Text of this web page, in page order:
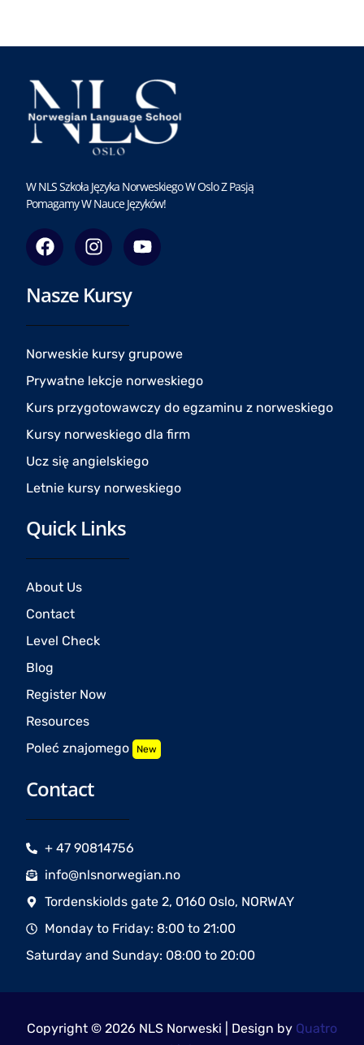
W NLS Szkoła Języka Norweskiego W Oslo Z Pasją
Pomagamy W Nauce Języków!
F
a
c
e
o
o
I
n
s
t
g
r
a
m
Y
o
u
e
Nasze Kursy
Norweskie kursy grupowe
Prywatne lekcje norweskiego
Kurs przygotowawczy do egzaminu z norweskiego
Kursy norweskiego dla firm
Ucz się angielskiego
Letnie kursy norweskiego
Quick Links
About Us
Contact
Level Check
Blog
Register Now
Resources
Poleć znajomego New
Contact
+ 47 90814756
info@nlsnorwegian.no
Tordenskiolds gate 2, 0160 Oslo, NORWAY
Monday to Friday: 8:00 to 21:00
Saturday and Sunday: 08:00 to 20:00
Copyright © 2026 NLS Norweski | Design by Quatro